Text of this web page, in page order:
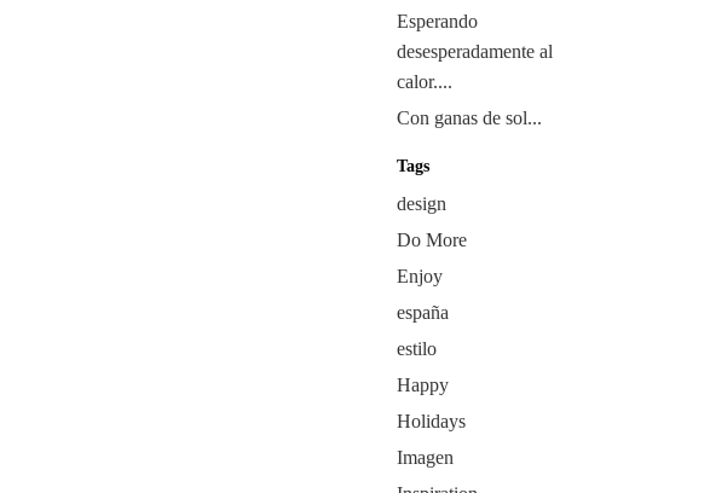
Esperando
desesperadamente al
calor....
Con ganas de sol...
Tags
design
Do More
Enjoy
españa
estilo
Happy
Holidays
Imagen